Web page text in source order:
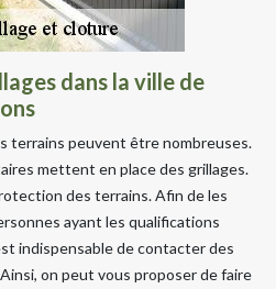
dans la ville de
terrains peuvent être nombreuses.
mettent en place des grillages.
des terrains. Afin de les
ayant les qualifications
indispensable de contacter des
on peut vous proposer de faire